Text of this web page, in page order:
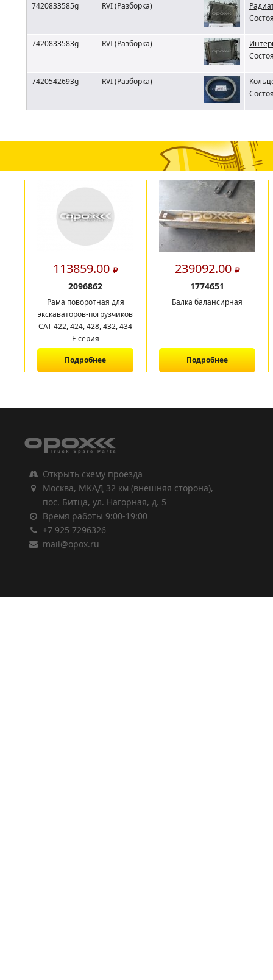
7420833585g RVI (Разборка)
7420833583g RVI (Разборка)
7420542693g RVI (Разборка)
113859.00
2096862
Рама поворотная для
экскаваторов-погрузчиков
CAT 422, 424, 428, 432, 434
E серия
Подробнее
239092.00
1774651
Балка балансирная
Подробнее
Открыть схему проезда
Москва, МКАД 32 км (внешняя сторона),
пос. Битца, ул. Нагорная, д. 5
Время работы 9:00-19:00
+7 925 7296326
mail@opox.ru